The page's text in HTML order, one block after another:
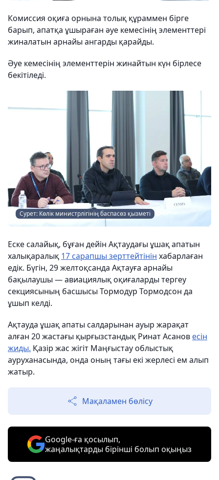
Комиссия оқиға орнына толық құраммен бірге
барып, апатқа ұшыраған әуе кемесінің элементтері
жиналатын арнайы ангарды қарайды.
Әуе кемесінің элементтерін жинайтын күн бірлесе
бекітіледі.
Сурет: Көлік министрлігінің баспасөз қызметі
Еске салайық, бұған дейін Ақтаудағы ұшақ апатын
халықаралық 17 сарапшы зерттейтінін хабарлаған
едік. Бүгін, 29 желтоқсанда Ақтауға арнайы
бақылаушы — авиациялық оқиғаларды тергеу
секциясының басшысы Тормодур Тормодсон да
ұшып келді.
Ақтауда ұшақ апаты салдарынан ауыр жарақат
алған 20 жастағы қырғызстандық Ринат Асанов есін
жиды. Қазір жас жігіт Маңғыстау облыстық
ауруханасында, онда оның тағы екі жерлесі ем алып
жатыр.
Мақаламен бөлісу
Google-ға қосылып,
жаңалықтарды бірінші болып оқыңыз